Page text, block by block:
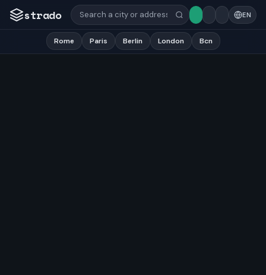
strado EN
Rome Paris Berlin London Bcn